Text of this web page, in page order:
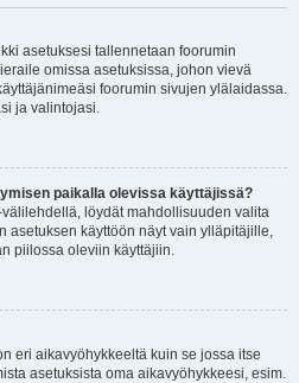
asetuksesi tallennetaan foorumin
omissa asetuksissa, johon vievä
foorumin sivujen ylälaidassa.
ja valintojasi.
paikalla olevissa käyttäjissä?
välilehdellä, löydät mahdollisuuden valita
asetuksen käyttöön näyt vain ylläpitäjille,
piilossa oleviin käyttäjiin.
eri aikavyöhykkeeltä kuin se jossa itse
asetuksista oma aikavyöhykkeesi, esim.